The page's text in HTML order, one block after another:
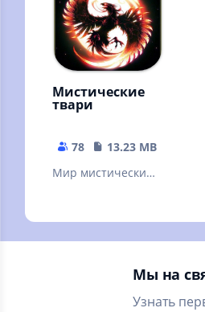
рекламы !
Мистические
твари
78
13.23 MB
Мир мистических
Мы на
Узнать